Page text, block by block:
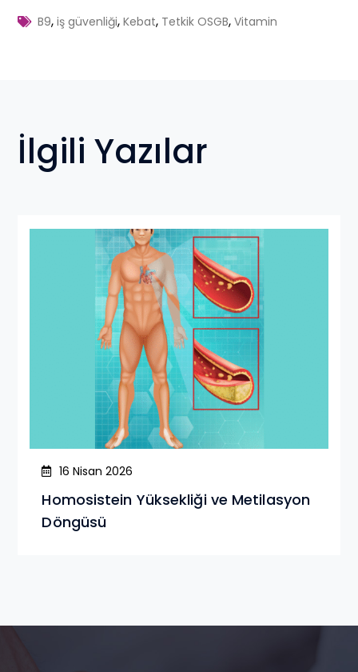
B9,iş güvenliği,Kebat, Tetkik OSGB,Vitamin
İlgili Yazılar
16 Nisan 2026
Homosistein Yüksekliği ve Metilasyon
Döngüsü